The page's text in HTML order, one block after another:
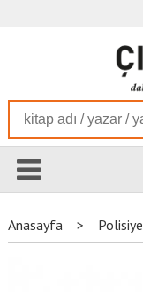
Anasayfa > Polisiye